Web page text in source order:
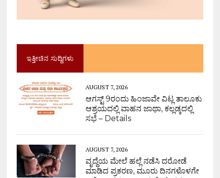
ಇತ್ತೀಚಿನ ಸುದ್ದಿಗಳು
AUGUST 7, 2026
ಆಗಸ್ಟ್ 9ರಂದು ಹಿಂಜಾವೇ ವಿಟ್ಲ ತಾಲೂಕು
ಆಶ್ರಯದಲ್ಲಿ ವಾಹನ ಜಾಥಾ, ಕಲ್ಲಡ್ಕದಲ್ಲಿ
ಸಭೆ – Details
AUGUST 7, 2026
ವೃದ್ಧೆಯ ಮೇಲೆ ಹಲ್ಲೆ ನಡೆಸಿ ದರೋಡೆ
ಮಾಡಿದ ಪ್ರಕರಣ, ಮೂರು ದಿನಗಳೊಳಗೇ